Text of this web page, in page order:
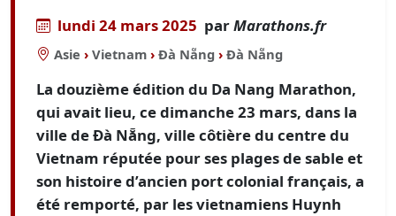
lundi 24 mars 2025 parMarathons.fr
Asie › Vietnam › Đà Nẵng › Đà Nẵng
La douzième édition du Da Nang Marathon,
qui avait lieu, ce dimanche 23 mars, dans la
ville de Đà Nẵng, ville côtière du centre du
Vietnam réputée pour ses plages de sable et
son histoire d’ancien port colonial français, a
été remporté, par les vietnamiens Huynh